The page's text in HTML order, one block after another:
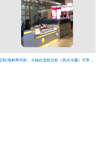
定制:海鲜寿司柜、火锅自选组合柜（风冷冷藏）可带喷雾